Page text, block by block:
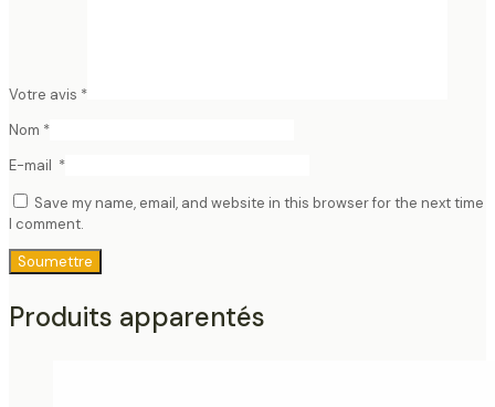
Votre avis *
Nom *
E-mail *
Save my name, email, and website in this browser for the next time
I comment.
Produits apparentés